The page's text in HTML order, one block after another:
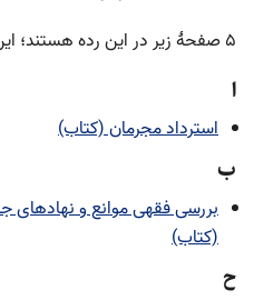
۵ صفحۀ زیر در این رده هستند؛ این رده در کل ۵ صفحه دارد.
ا
استرداد مجرمان (کتاب)
ب
بررسی فقهی موانع و نهادهای
(کتاب)
ح